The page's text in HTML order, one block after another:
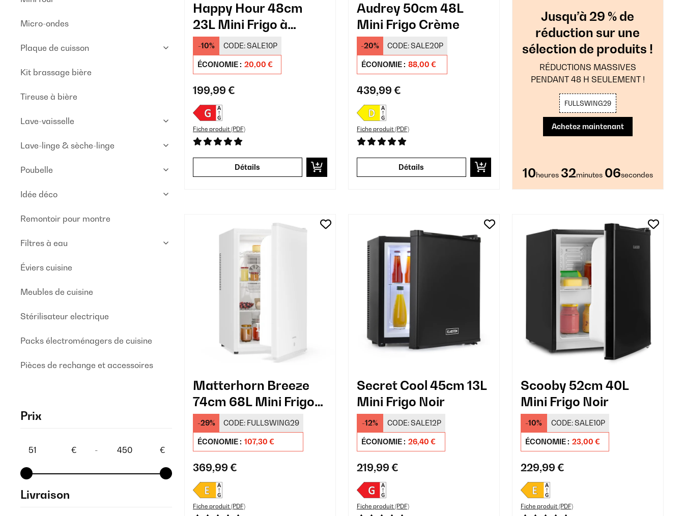
Micro-ondes
Plaque de cuisson
Kit brassage bière
Tireuse à bière
Lave-vaisselle
Lave-linge & sèche-linge
Poubelle
Idée déco
Remontoir pour montre
Filtres à eau
Éviers cuisine
Meubles de cuisine
Stérilisateur electrique
Packs électroménagers de cuisine
Pièces de rechange et accessoires
Prix
€ - €
Livraison
Happy Hour 48cm
23L Mini Frigo à
Boisson Noir
-10% CODE:SALE10P
ÉCONOMIE : 20,00 €
199,99 €
Fiche produit (PDF)
Détails
Audrey 50cm 48L
Mini Frigo Crème
-20% CODE:SALE20P
ÉCONOMIE : 88,00 €
439,99 €
Fiche produit (PDF)
Détails
Jusqu’à 29 % de
réduction sur une
sélection de produits !
RÉDUCTIONS MASSIVES
PENDANT 48 H SEULEMENT !
FULLSWING29
Achetez maintenant
10heures 32minutes 05secondes
Matterhorn Breeze
74cm 68L Mini Frigo
Blanc
-29% CODE: FULLSWING29
ÉCONOMIE : 107,30 €
369,99 €
Fiche produit (PDF)
Secret Cool 45cm 13L
Mini Frigo Noir
-12% CODE:SALE12P
ÉCONOMIE : 26,40 €
219,99 €
Fiche produit (PDF)
Scooby 52cm 40L
Mini Frigo Noir
-10% CODE:SALE10P
ÉCONOMIE : 23,00 €
229,99 €
Fiche produit (PDF)